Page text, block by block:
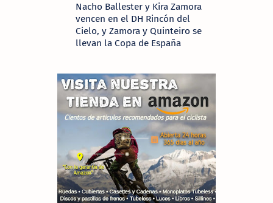
Nacho Ballester y Kira Zamora
vencen en el DH Rincón del
Cielo, y Zamora y Quinteiro se
llevan la Copa de España